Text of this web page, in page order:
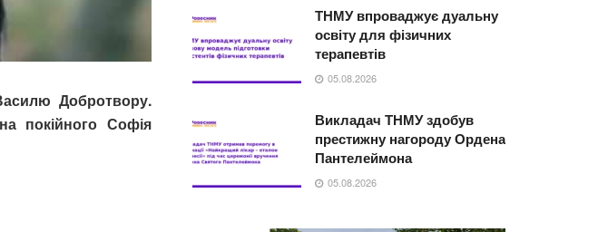
Добротвору.
покійного Софія
ТНМУ впроваджує дуальну
освіту для фізичних
терапевтів
05.08.2026
Викладач ТНМУ здобув
престижну нагороду Ордена
Пантелеймона
05.08.2026